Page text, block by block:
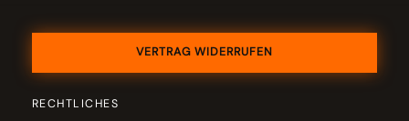
VERTRAG WIDERRUFEN
RECHTLICHES